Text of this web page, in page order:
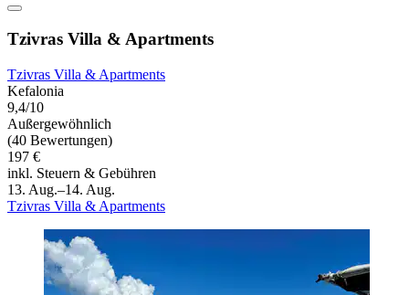
Tzivras Villa & Apartments
Tzivras Villa & Apartments
Kefalonia
9,4/10
Außergewöhnlich
(40 Bewertungen)
197 €
inkl. Steuern & Gebühren
13. Aug.–14. Aug.
Tzivras Villa & Apartments